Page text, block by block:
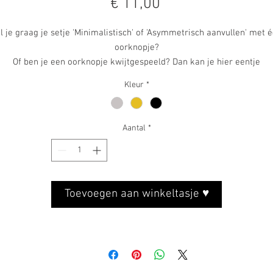
€ 11,00
je graag je setje 'Minimalistisch' of 'Asymmetrisch aanvullen' met
oorknopje?
Of ben je een oorknopje kwijtgespeeld? Dan kan je hier eentje
Afmetingen:
Rondje: sterling zilver 925 / 18-karaats verguld zilver / zilver gezwart
met zwavellever
sterling zilver 925 / 18-karaats verguld zilver / zilver
met zwavellever
Kleur *
Aantal *
Toevoegen aan winkeltasje ♥